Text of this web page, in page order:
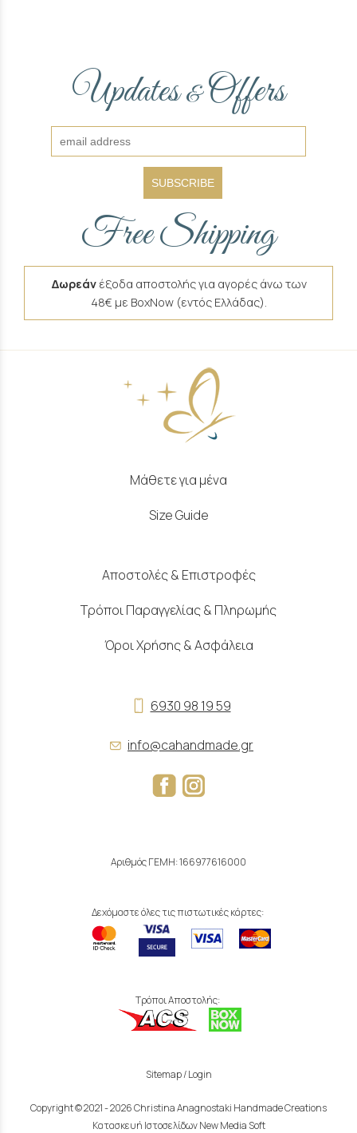
Updates&Offers
SUBSCRIBE
Free Shipping
Δωρεάν έξοδα αποστολής για αγορές άνω των
48€ με BoxNow (εντός Ελλάδας).
Μάθετε για μένα
Size Guide
Αποστολές & Επιστροφές
Τρόποι Παραγγελίας & Πληρωμής
Όροι Χρήσης & Ασφάλεια
6930 98 19 59
info@cahandmade.gr
Αριθμός ΓΕΜΗ: 166977616000
Δεχόμαστε όλες τις πιστωτικές κάρτες:
Τρόποι Αποστολής:
Sitemap/Login
Copyright © 2021 - 2026 Christina Anagnostaki Handmade Creations
Κατασκευή Ιστοσελίδων New Media Soft